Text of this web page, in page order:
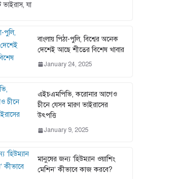
ভাইরাস, যা
বাংলায় পিঠা-পুলি, বিশ্বের অনেক
দেশেই আছে শীতের বিশেষ খাবার
January 24, 2025
এইচএমপিভি, করোনার আগেও
চীনে যেসব মারণ ভাইরাসের
উৎপত্তি
January 9, 2025
মানুষের জন্য ‘হিউম্যান ওয়াশিং
মেশিন’ কীভাবে কাজ করবে?